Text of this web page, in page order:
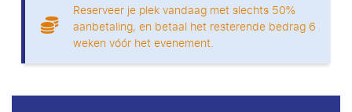
Reserveer je plek vandaag met slechts 50%
aanbetaling, en betaal het resterende bedrag 6
weken vóór het evenement.